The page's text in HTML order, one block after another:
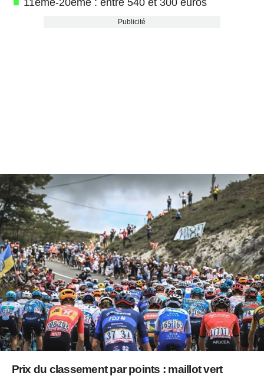
11ème-20ème : entre 540 et 300 euros
Publicité
Prix du classement par points : maillot vert